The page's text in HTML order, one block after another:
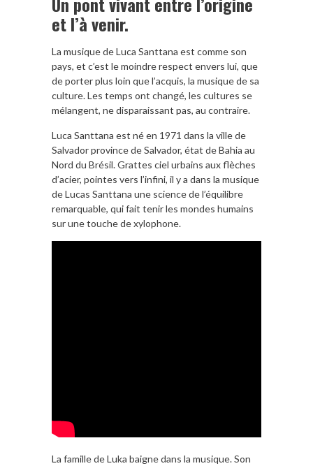
et l’à venir.
La musique de Luca Santtana est comme son
pays, et c’est le moindre respect envers lui, que
de porter plus loin que l’acquis, la musique de sa
culture. Les temps ont changé, les cultures se
mélangent, ne disparaissant pas, au contraire.
Luca Santtana est né en 1971 dans la ville de
Salvador province de Salvador, état de Bahia au
Nord du Brésil. Grattes ciel urbains aux flèches
d’acier, pointes vers l’infini, il y a dans la musique
de Lucas Santtana une science de l’équilibre
remarquable, qui fait tenir les mondes humains
sur une touche de xylophone.
La famille de Luka baigne dans la musique. Son